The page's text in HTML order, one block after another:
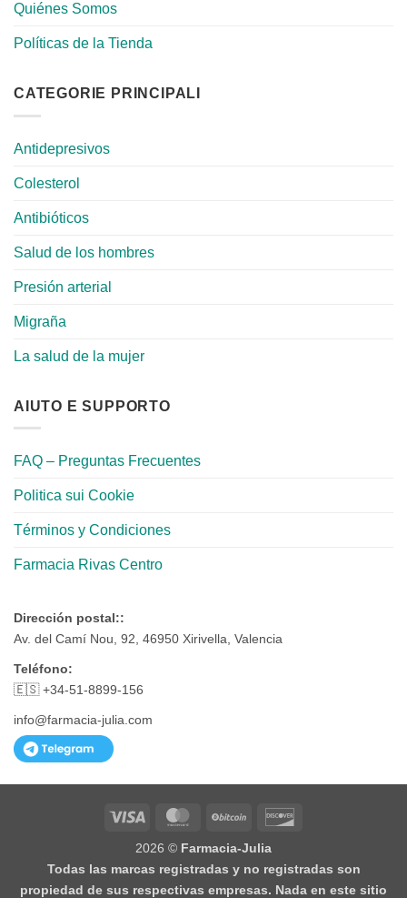
Quiénes Somos
Políticas de la Tienda
CATEGORIE PRINCIPALI
Antidepresivos
Colesterol
Antibióticos
Salud de los hombres
Presión arterial
Migraña
La salud de la mujer
AIUTO E SUPPORTO
FAQ – Preguntas Frecuentes
Politica sui Cookie
Términos y Condiciones
Farmacia Rivas Centro
Dirección postal::
Av. del Camí Nou, 92, 46950 Xirivella, Valencia
Teléfono:
🇪🇸 +34-51-8899-156
info@farmacia-julia.com
Visa MasterCardBitCoin
2026 © Farmacia-Julia
Todas las marcas registradas y no registradas son
propiedad de sus respectivas empresas. Nada en este sitio